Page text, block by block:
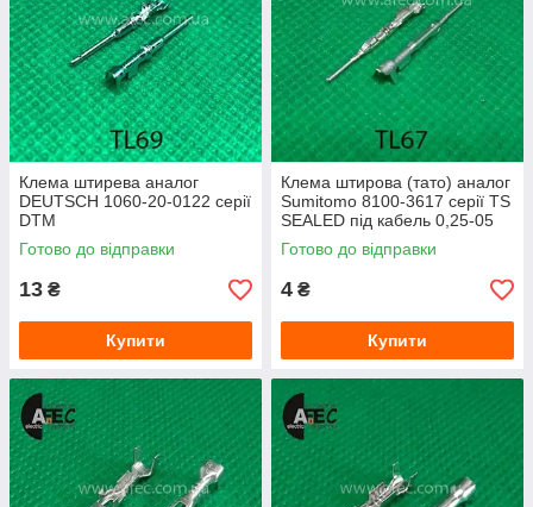
Клемa штирева аналог
DEUTSCH 1060-20-0122 серії
DTM
Готово до відправки
13 ₴
Купити
Клемa штирова (тато) аналог
Sumitomo 8100-3617 серії TS
SEALED під кабель 0,25-05
мм2
Готово до відправки
4 ₴
Купити